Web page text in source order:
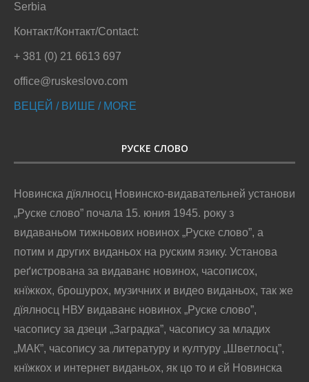
Serbia
Контакт/Контакт/Contact:
+ 381 (0) 21 6613 697
office@ruskeslovo.com
ВЕЦЕЙ / ВИШЕ / MORE
РУСКЕ СЛОВО
Новинска дїялносц Новинско-видавательней установи
„Руске слово” почала 15. юния 1945. року з
видаваньом тижньових новинох „Руске слово”, а
потим и других виданьох на руским язику. Установа
реґистрована за видаванє новинох, часописох,
кнїжкох, брошурох, музичних и видео виданьох, так же
дїялносц НВУ видаванє новинох „Руске слово”,
часопису за дзеци „Заградка”, часопису за младих
„МАК”, часопису за литературу и културу „Шветлосц”,
кнїжкох и интернет виданьох, як цо то и єй Новинска